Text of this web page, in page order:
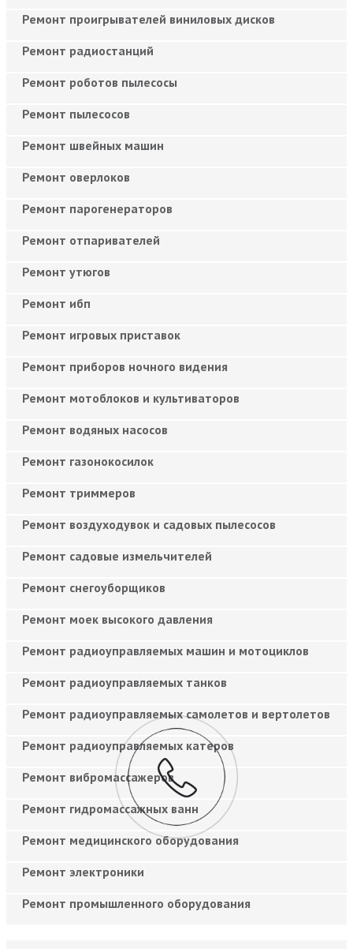
Ремонт проигрывателей виниловых дисков
Ремонт радиостанций
Ремонт роботов пылесосы
Ремонт пылесосов
Ремонт швейных машин
Ремонт оверлоков
Ремонт парогенераторов
Ремонт отпаривателей
Ремонт утюгов
Ремонт ибп
Ремонт игровых приставок
Ремонт приборов ночного видения
Ремонт мотоблоков и культиваторов
Ремонт водяных насосов
Ремонт газонокосилок
Ремонт триммеров
Ремонт воздуходувок и садовых пылесосов
Ремонт садовые измельчителей
Ремонт снегоуборщиков
Ремонт моек высокого давления
Ремонт радиоуправляемых машин и мотоциклов
Ремонт радиоуправляемых танков
Ремонт радиоуправляемых самолетов и вертолетов
Ремонт радиоуправляемых катеров
Ремонт вибромассажеров
Ремонт гидромассажных ванн
Ремонт медицинского оборудования
Ремонт электроники
Ремонт промышленного оборудования